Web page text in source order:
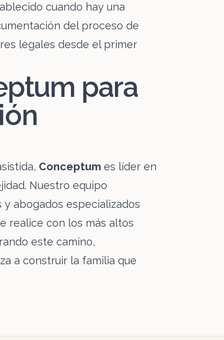
cuando hay una
del proceso de
legales desde el primer
para
Conceptum es líder en
Nuestro equipo
abogados especializados
realice con los más altos
este camino,
a construir la familia que